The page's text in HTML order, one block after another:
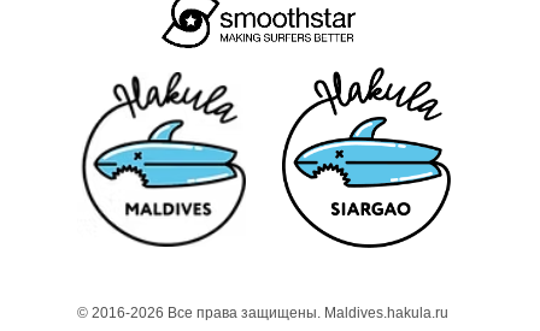
© 2016-2026 Все права защищены. Maldives.hakula.ru